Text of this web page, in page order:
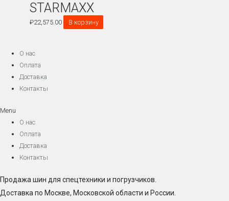
STARMAXX
₽22,575.00 В корзину
О нас
Оплата
Доставка
Контакты
Menu
О нас
Оплата
Доставка
Контакты
Продажа шин для спецтехники и погрузчиков.
Доставка по Москве, Московской области и России.